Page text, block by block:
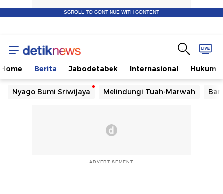
SCROLL TO CONTINUE WITH CONTENT
Home Berita Jabodetabek Internasional Hukum
Nyago Bumi Sriwijaya Melindungi Tuah-Marwah
ADVERTISEMENT